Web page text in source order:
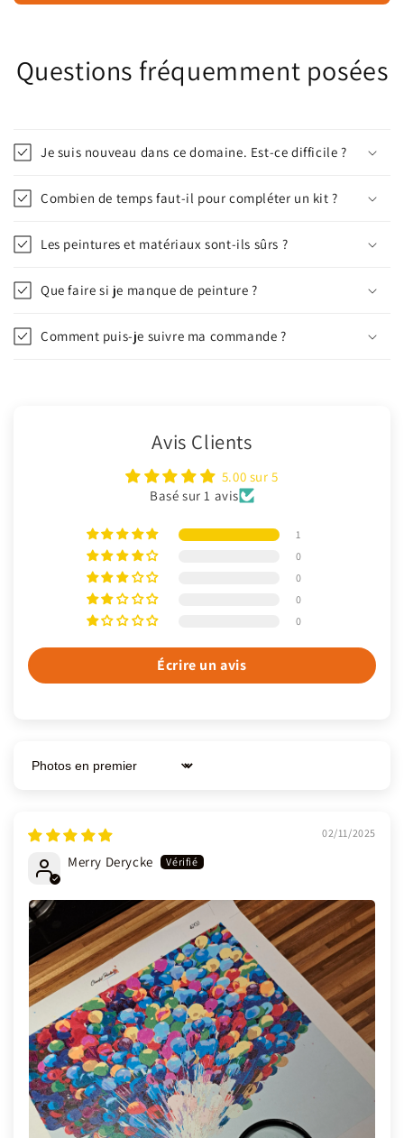
Questions fréquemment posées
Je suis nouveau dans ce domaine. Est-ce difficile ?
Combien de temps faut-il pour compléter un kit ?
Les peintures et matériaux sont-ils sûrs ?
Que faire si je manque de peinture ?
Comment puis-je suivre ma commande ?
Avis Clients
5.00 sur 5
Basé sur 1 avis
1
0
0
0
0
Écrire un avis
Sort by
02/11/2025
Merry Derycke